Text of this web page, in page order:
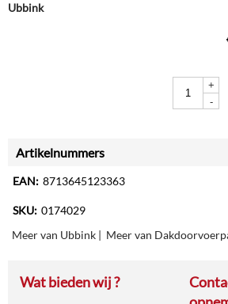
Ubbink
+
-
Artikelnummers
EAN: 8713645123363
SKU: 0174029
Meer van Ubbink | Meer van
Wat bieden wij ?